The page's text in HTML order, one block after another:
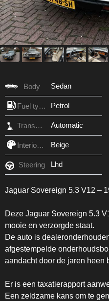
Body Sedan
Fuel type Petrol
Transmission Automatic
Interior Color Beige
Steering Lhd
Jaguar Sovereign 5.3 V12 –
Deze Jaguar Sovereign 5.3
mooie en verzorgde staat.
De auto is
afgestempelde
aandacht door de jaren heen
Er is een taxatierapport
Een zeldzame kans om te